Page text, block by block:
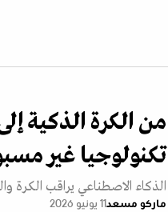
من الكرة الذكية
تكنولوجيا غير
الذكاء الاصطناعي يراقب الكرة
ماركو مسعد11 يونيو 2026